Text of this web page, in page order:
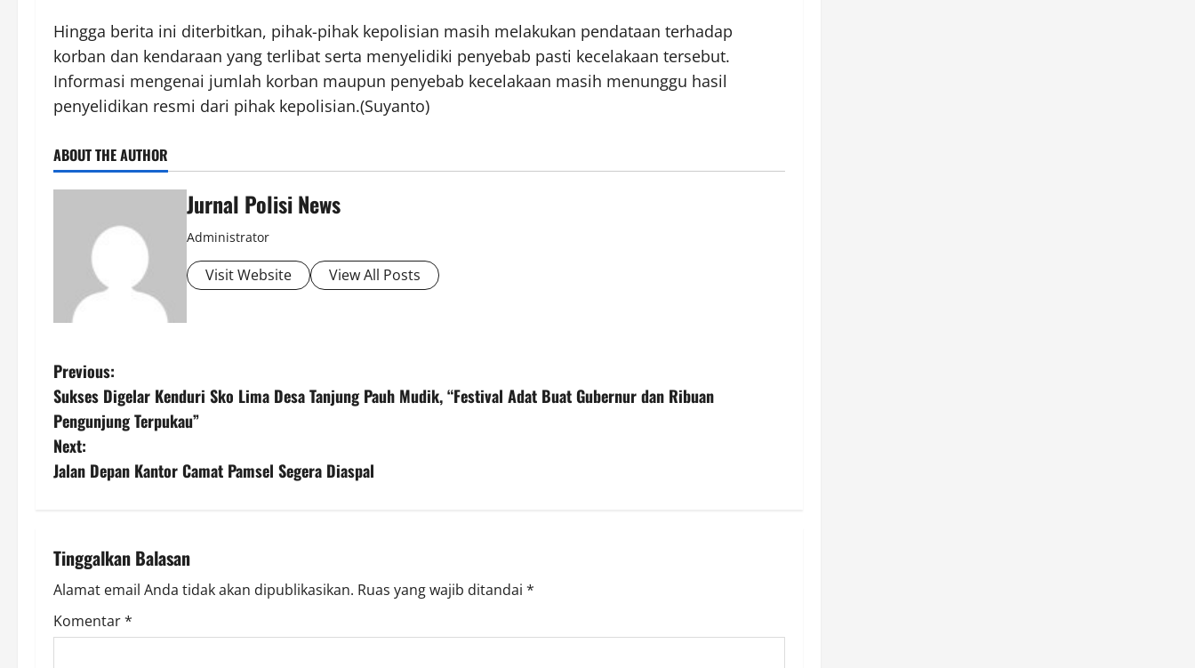
Hingga berita ini diterbitkan, pihak-pihak kepolisian masih melakukan pendataan terhadap
korban dan kendaraan yang terlibat serta menyelidiki penyebab pasti kecelakaan tersebut.
Informasi mengenai jumlah korban maupun penyebab kecelakaan masih menunggu hasil
penyelidikan resmi dari pihak kepolisian.(Suyanto)
ABOUT THE AUTHOR
Jurnal Polisi News
Administrator
Visit Website View All Posts
P
o
s
t
a
v
i
Previous:
Sukses Digelar Kenduri Sko Lima Desa Tanjung Pauh Mudik, “Festival Adat Buat Gubernur dan Ribuan
Pengunjung Terpukau”
Next:
Jalan Depan Kantor Camat Pamsel Segera Diaspal
Tinggalkan Balasan
Alamat email Anda tidak akan dipublikasikan. Ruas yang wajib ditandai *
Komentar*